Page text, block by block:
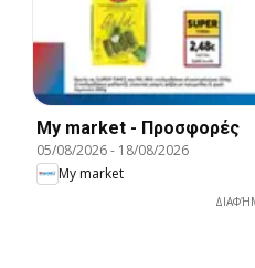
My market - Προσφορές
05/08/2026- 18/08/2026
My market